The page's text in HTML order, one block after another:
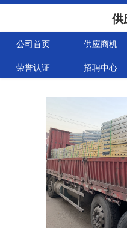
供
公司首页 供应商机
荣誉认证 招聘中心